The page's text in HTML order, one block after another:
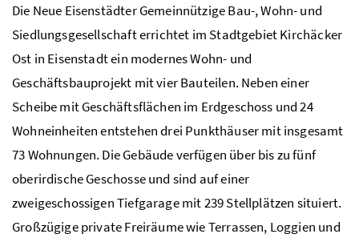
Die Neue Eisenstädter Gemeinnützige Bau-, Wohn- und
Siedlungsgesellschaft errichtet im Stadtgebiet Kirchäcker
Ost in Eisenstadt ein modernes Wohn- und
Geschäftsbauprojekt mit vier Bauteilen. Neben einer
Scheibe mit Geschäftsflächen im Erdgeschoss und 24
Wohneinheiten entstehen drei Punkthäuser mit insgesamt
73 Wohnungen. Die Gebäude verfügen über bis zu fünf
oberirdische Geschosse und sind auf einer
zweigeschossigen Tiefgarage mit 239 Stellplätzen situiert.
Großzügige private Freiräume wie Terrassen, Loggien und